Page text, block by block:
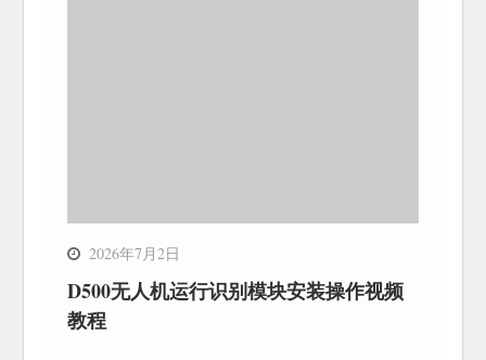
2026年7月2日
D500无人机运行识别模块安装操作视频
教程